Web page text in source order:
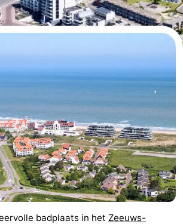
badplaats in het Zeeuws-